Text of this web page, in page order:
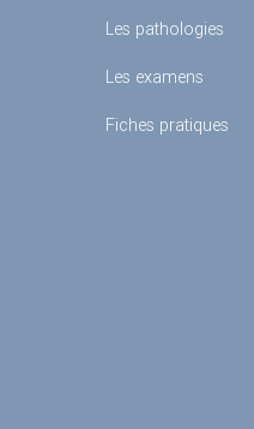
Les pathologies
Les examens
Fiches pratiques